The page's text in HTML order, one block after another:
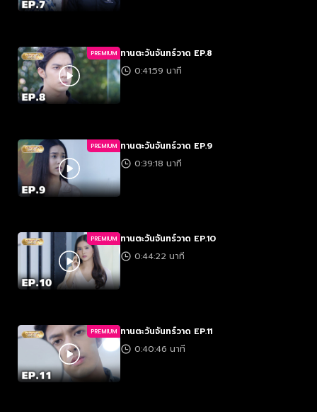
PREMIUM ทานตะวันจันทร์วาด EP.8
0:41:59 นาที
PREMIUM ทานตะวันจันทร์วาด EP.9
0:39:18 นาที
PREMIUM ทานตะวันจันทร์วาด EP.10
0:44:22 นาที
PREMIUM ทานตะวันจันทร์วาด EP.11
0:40:46 นาที